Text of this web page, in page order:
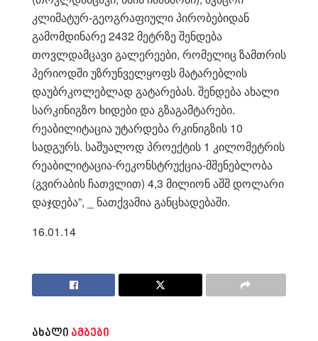
კლიმატურ-გეოგრაფიული პირობებიდან
გამომდინარე 2432 მეტრზე შენდება
თოვლდამცავი გალერეები, რომელიც ზამთრის
პერიოდში უზრუნველყოფს მატარებლის
დაუბრკოლებლად გატარებას. შენდება ახალი
სარკინიგზო ხიდები და გზაგამტარები.
რეაბილიტაცია უტარდება რკინიგზის 10
სადგურს. საშუალოდ პროექტის 1 კილომეტრის
რეაბილიტაცია-რეკონსტრუქცია-მშენებლობა
(გვირაბის ჩათვლით) 4,3 მილიონ აშშ დოლარი
დაჯდება”, _ ნათქვამია განცხადებაში.
16.01.14
ახალი ამბები